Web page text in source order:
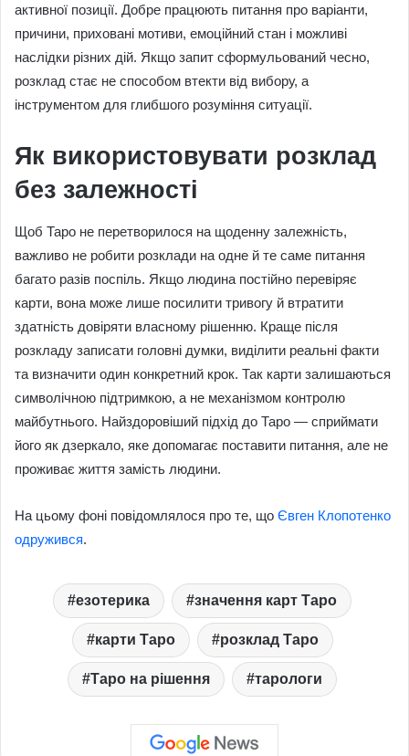
активної позиції. Добре працюють питання про варіанти,
причини, приховані мотиви, емоційний стан і можливі
наслідки різних дій. Якщо запит сформульований чесно,
розклад стає не способом втекти від вибору, а
інструментом для глибшого розуміння ситуації.
Як використовувати розклад
без залежності
Щоб Таро не перетворилося на щоденну залежність,
важливо не робити розклади на одне й те саме питання
багато разів поспіль. Якщо людина постійно перевіряє
карти, вона може лише посилити тривогу й втратити
здатність довіряти власному рішенню. Краще після
розкладу записати головні думки, виділити реальні факти
та визначити один конкретний крок. Так карти залишаються
символічною підтримкою, а не механізмом контролю
майбутнього. Найздоровіший підхід до Таро — сприймати
його як дзеркало, яке допомагає поставити питання, але не
проживає життя замість людини.
На цьому фоні повідомлялося про те, що Євген Клопотенко
одружився.
езотерика значення карт Таро
карти Таро розклад Таро
Таро на рішення тарологи